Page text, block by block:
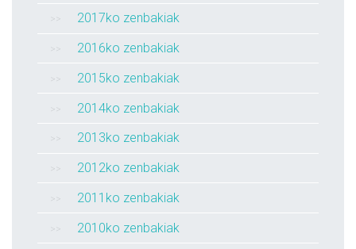
2017ko zenbakiak
2016ko zenbakiak
2015ko zenbakiak
2014ko zenbakiak
2013ko zenbakiak
2012ko zenbakiak
2011ko zenbakiak
2010ko zenbakiak